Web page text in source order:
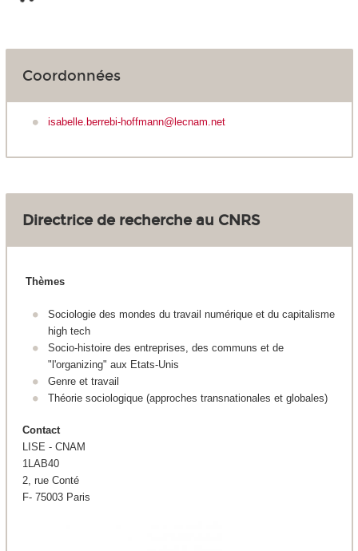
Coordonnées
isabelle.berrebi-hoffmann@lecnam.net
Directrice de recherche au CNRS
Thèmes
Sociologie des mondes du travail numérique et du capitalisme
high tech
Socio-histoire des entreprises, des communs et de
"l'organizing" aux Etats-Unis
Genre et travail
Théorie sociologique (approches transnationales et globales)
Contact
LISE - CNAM
1LAB40
2, rue Conté
F- 75003 Paris